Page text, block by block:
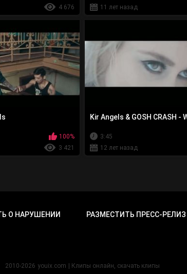
4 676
11 лет назад
100%
3 421
Kir Angels & GOSH CRASH -
3:45
12 лет назад
О НАРУШЕНИИ РАЗМЕСТИТЬ ПРЕСС-РЕЛИЗ
2010-2026 youix.com | Клипы онлайн, cкачать клипы